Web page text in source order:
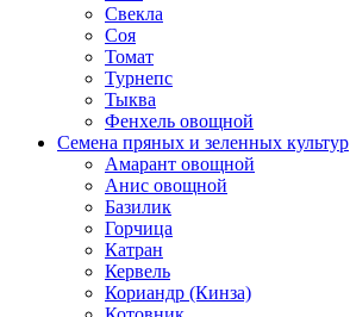
Свекла
Соя
Томат
Турнепс
Тыква
Фенхель овощной
Семена пряных и зеленных культур
Амарант овощной
Анис овощной
Базилик
Горчица
Катран
Кервель
Кориандр (Кинза)